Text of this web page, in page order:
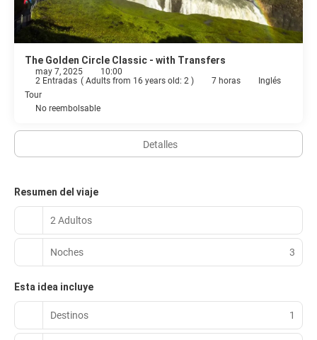
The Golden Circle Classic - with Transfers
may 7, 2025
10:00
2 Entradas ( Adults from 16 years old: 2 ) 7 horas
Inglés
Tour
No reembolsable
Detalles
Resumen del viaje
2 Adultos
Noches 3
Esta idea incluye
Destinos 1